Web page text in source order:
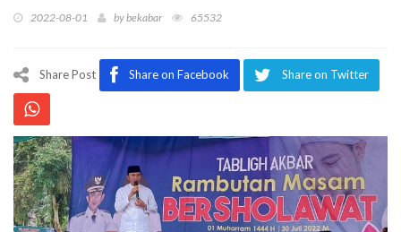
2022-08-01 bybekabar 65532
Share Post Share on Facebook Share on Twitter